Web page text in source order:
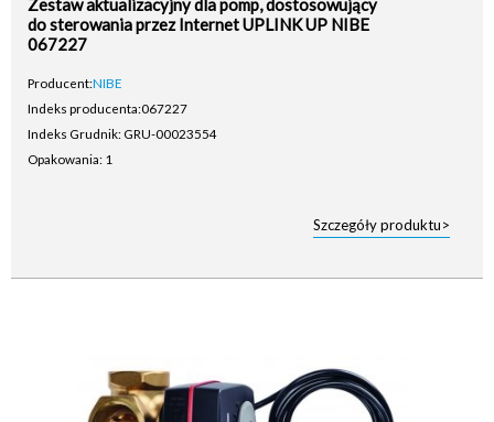
Zestaw aktualizacyjny dla pomp, dostosowujący
do sterowania przez Internet UPLINK UP NIBE
067227
Producent:NIBE
Indeks producenta:067227
Indeks Grudnik: GRU-00023554
Opakowania: 1
Szczegóły produktu>